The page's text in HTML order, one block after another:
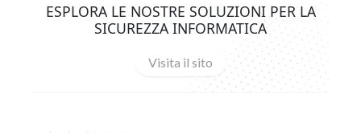
ESPLORA LE NOSTRE SOLUZIONI PER LA
SICUREZZA INFORMATICA
Visita il sito